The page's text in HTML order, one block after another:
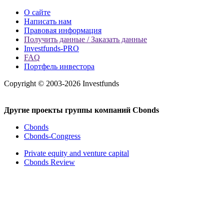
О сайте
Написать нам
Правовая информация
Получить данные / Заказать данные
Investfunds-PRO
FAQ
Портфель инвестора
Copyright © 2003-2026 Investfunds
Другие проекты группы компаний Cbonds
Cbonds
Cbonds-Congress
Private equity and venture capital
Cbonds Review